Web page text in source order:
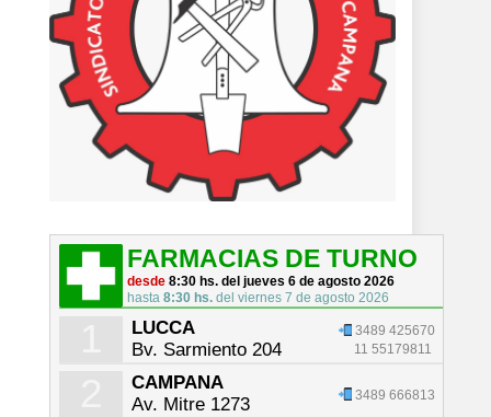
FARMACIAS DE TURNO
desde 8:30 hs. del jueves 6 de agosto 2026
hasta 8:30 hs.del viernes 7 de agosto 2026
LUCCA
Bv. Sarmiento 204
3489 425670
11 55179811
CAMPANA
Av. Mitre 1273
3489 666813